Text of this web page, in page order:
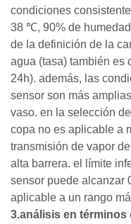
condiciones
38 ℃, 90% de
de la definición de la
agua (tasa) también es
24h). además, las
sensor son más
vaso. en la selección
copa no es aplicable a
transmisión de vapor
alta barrera. el límite
sensor puede alcanzar
aplicable a un rango
3.análisis en términos